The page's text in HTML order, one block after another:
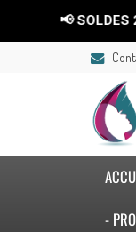
SOLDES 2026 -
- PRO